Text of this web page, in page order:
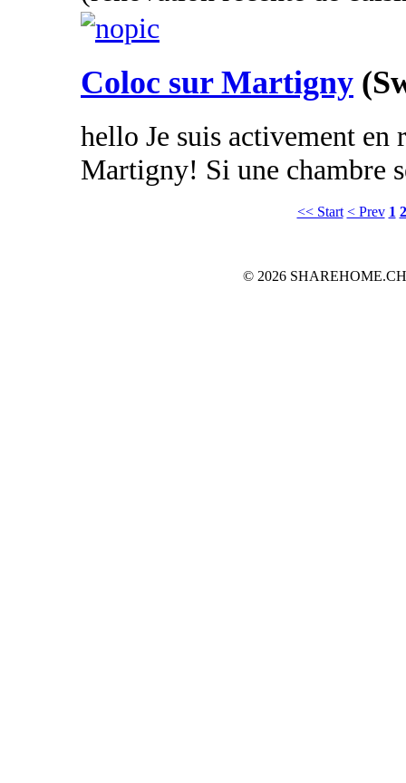
Coloc sur Martigny
hello Je suis activement en
Martigny! Si une chambre
<< Start < Prev 1 2
© 2026